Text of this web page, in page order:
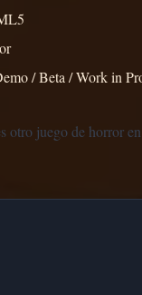
/ Beta / Work in
otro juego de horror